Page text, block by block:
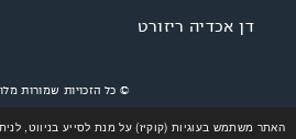
האתר משתמש בעוגיות (קוקיז) על מנת לסייע בניווט,
דן אכדיה ריזורט
© כל הזכויות שמורות